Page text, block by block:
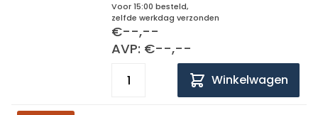
Voor 15:00 besteld,
zelfde werkdag verzonden
€--,--
AVP: €--,--
Winkelwagen